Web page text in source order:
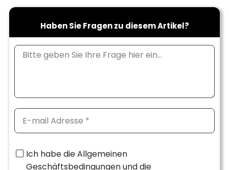
Haben Sie Fragen zu diesem Artikel?
Ich habe die Allgemeinen
Geschäftsbedingungen und die